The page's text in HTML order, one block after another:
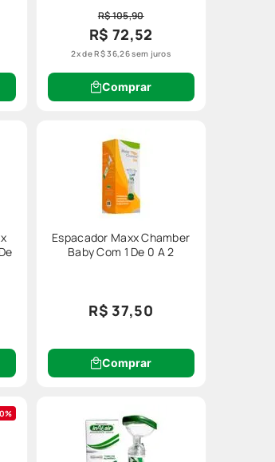
R$ 105,90
R$ 72,52
2x deR$36,26sem juros
Comprar
Espacador Maxx Chamber
Baby Com 1 De 0 A 2
R$ 37,50
Comprar